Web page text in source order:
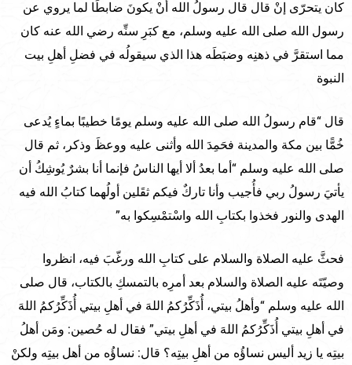
كان يتحرّى إنْ قال قال رسولُ الله أنْ يكونَ ضابطًا لما يروي عن
رسول الله صلى الله عليه وسلم، مع كبَرِ سنِّه رضي الله عنه كان
مما استقرَّ في ذهنِه وضبَطَه هذا الذي سيقولُه في فضلِ أهلِ بيت
النبوة
قال “قام رسولُ الله صلى الله عليه وسلم يومًا خطيبًا بماءٍ يُدعى
خُمًّا بين مكة والمدينة فحَمِدَ الله وأثنى عليه ووعظَ وذكر، ثم قال
صلى الله عليه وسلم “أما بعدُ ألا أيها الناسُ فإنما أنا بشرٌ يُوشِكُ أن
يأتيَ رسولُ ربي فأُجيب وأنا تاركٌ فيكم ثقَلين أولُهما كتابُ الله فيه
الهدى والنور فخذوا بكتابِ الله واسْتمْسِكوا به”
فحثَّ عليه الصلاة والسلام على كتابِ الله ورغّبَ فيه، انظروا
وصيّتَه عليه الصلاة والسلام بعد أمرِه بالتمسكِ بالكتاب، قال صلى
الله عليه وسلم “وأهلُ بيتي، أُذَكِّرُكمُ اللهَ في أهلِ بيتي أُذَكِّرُكمُ اللهَ
في أهلِ بيتي أُذَكِّرُكمُ اللهَ في أهلِ بيتي” فقال له حُصين: ومَن أهلُ
بيتِه يا زيد أليس نساؤُه من أهلِ بيتِه؟ قال: نساؤُه من أهل بيتِه ولكنْ